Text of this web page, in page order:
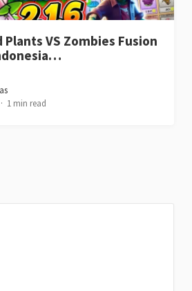
Plants VS Zombies Fusion
1 min read